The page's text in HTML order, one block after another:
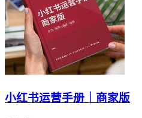
小红书运营手册｜商家版